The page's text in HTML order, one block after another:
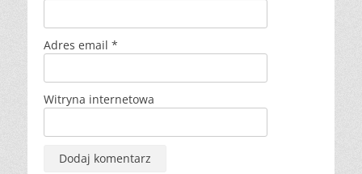
Adres email *
Witryna internetowa